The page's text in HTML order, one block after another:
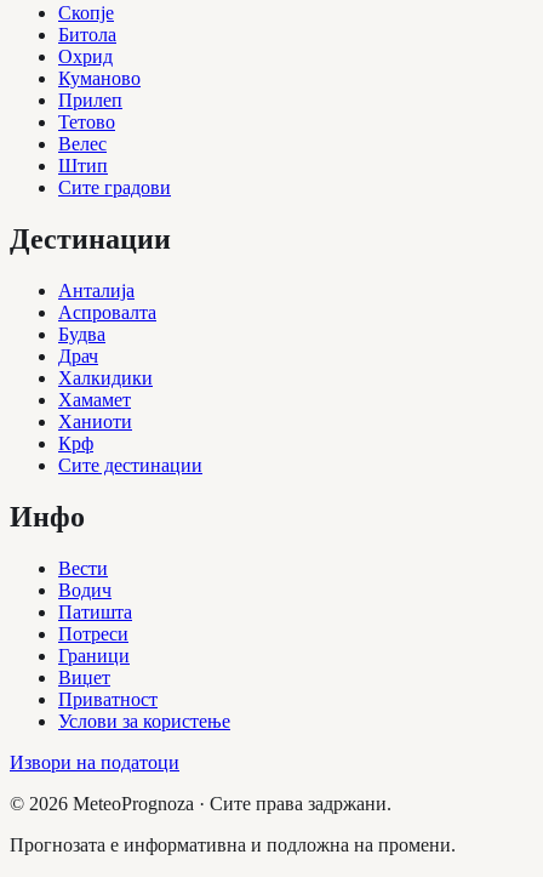
Скопје
Битола
Охрид
Куманово
Прилеп
Тетово
Велес
Штип
Сите градови
Дестинации
Анталија
Аспровалта
Будва
Драч
Халкидики
Хамамет
Ханиоти
Крф
Сите дестинации
Инфо
Вести
Водич
Патишта
Потреси
Граници
Виџет
Приватност
Услови за користење
Извори на податоци
© 2026 MeteoPrognoza · Сите права задржани.
Прогнозата е информативна и подложна на промени.